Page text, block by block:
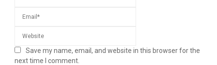
Save my name, email, and website in this browser for the
next time I comment.